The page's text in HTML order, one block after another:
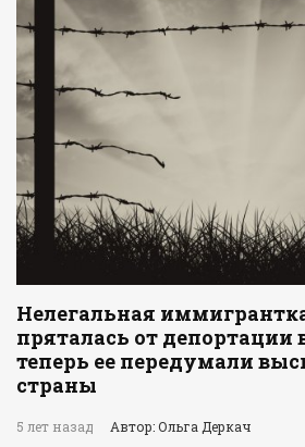
Нелегальная
пряталась от депортации
теперь ее передумали
страны
5 лет назад Автор: Ольга Деркач